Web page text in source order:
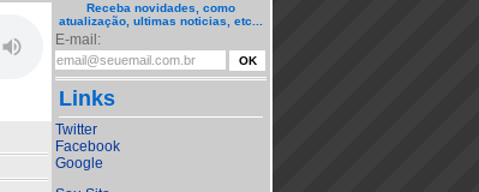
Receba novidades, como
atualização, ultimas noticias, etc...
E-mail:
Links
Twitter
Facebook
Google